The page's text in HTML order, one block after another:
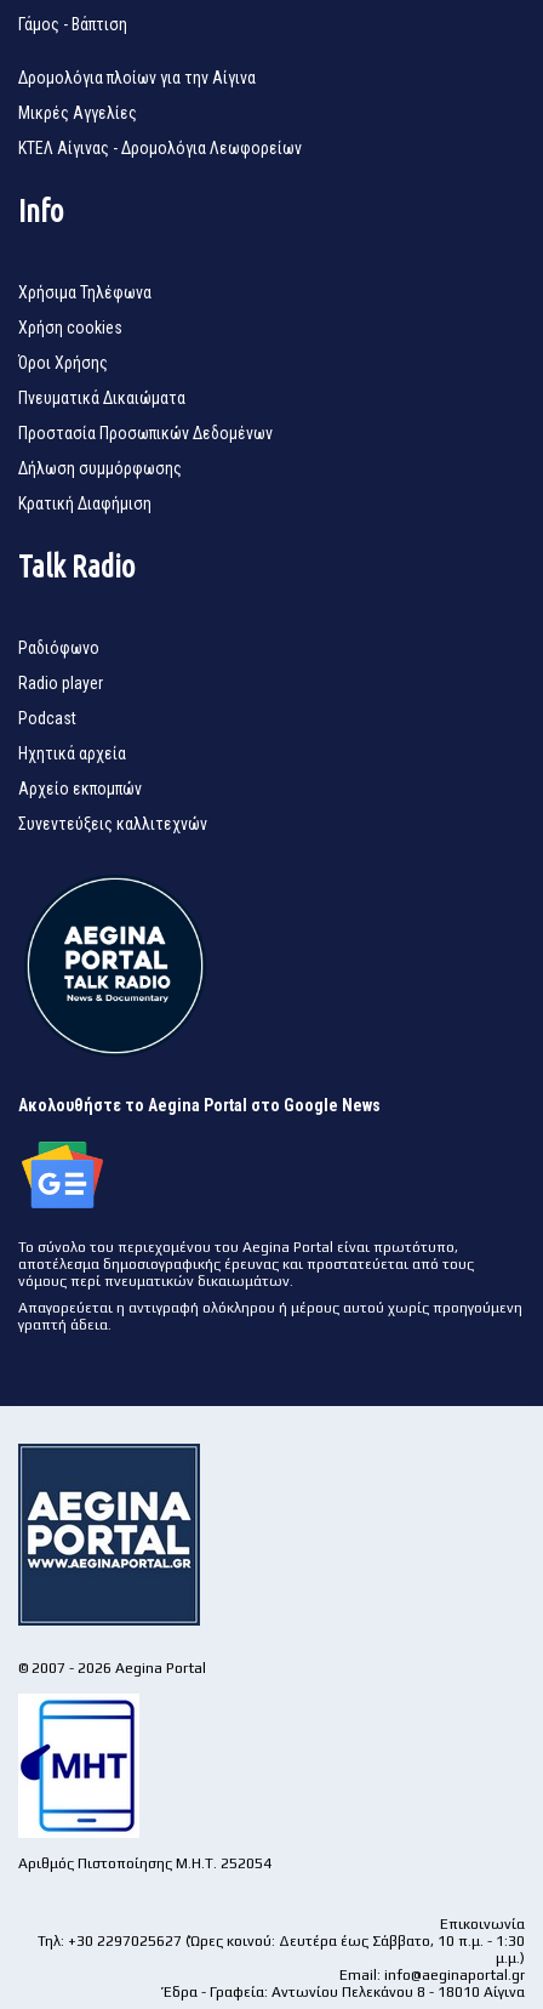
Γάμος - Βάπτιση
Δρομολόγια πλοίων για την Αίγινα
Μικρές Αγγελίες
ΚΤΕΛ Αίγινας - Δρομολόγια Λεωφορείων
Info
Χρήσιμα Τηλέφωνα
Χρήση cookies
Όροι Χρήσης
Πνευματικά Δικαιώματα
Προστασία Προσωπικών Δεδομένων
Δήλωση συμμόρφωσης
Κρατική Διαφήμιση
Talk Radio
Ραδιόφωνο
Radio player
Podcast
Ηχητικά αρχεία
Αρχείο εκπομπών
Συνεντεύξεις καλλιτεχνών
Ακολουθήστε το Aegina Portal στο Google News
Το σύνολο του περιεχομένου του Aegina Portal είναι πρωτότυπο,
αποτέλεσμα δημοσιογραφικής έρευνας και προστατεύεται από τους
νόμους περί πνευματικών δικαιωμάτων.
Απαγορεύεται η αντιγραφή ολόκληρου ή μέρους αυτού χωρίς προηγούμενη
γραπτή άδεια.
© 2007 - 2026 Aegina Portal
Αριθμός Πιστοποίησης Μ.Η.Τ. 252054
Επικοινωνία
Τηλ: +30 2297025627 (Ώρες κοινού: Δευτέρα έως Σάββατο, 10 π.μ. - 1:30
μ.μ.)
Email: info@aeginaportal.gr
Έδρα - Γραφεία: Αντωνίου Πελεκάνου 8 - 18010 Αίγινα